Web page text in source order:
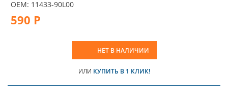
OEM: 11433-90L00
590 Р
НЕТ В НАЛИЧИИ
ИЛИ КУПИТЬ В 1 КЛИК!